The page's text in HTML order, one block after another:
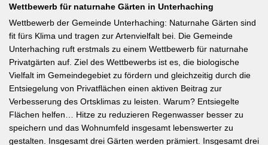
Wettbewerb für naturnahe Gärten in Unterhaching
Wettbewerb der Gemeinde Unterhaching: Naturnahe Gärten sind
fit fürs Klima und tragen zur Artenvielfalt bei. Die Gemeinde
Unterhaching ruft erstmals zu einem Wettbewerb für naturnahe
Privatgärten auf. Ziel des Wettbewerbs ist es, die biologische
Vielfalt im Gemeindegebiet zu fördern und gleichzeitig durch die
Entsiegelung von Privatflächen einen aktiven Beitrag zur
Verbesserung des Ortsklimas zu leisten. Warum? Entsiegelte
Flächen helfen… Hitze zu reduzieren Regenwasser besser zu
speichern und das Wohnumfeld insgesamt lebenswerter zu
gestalten. Insgesamt drei Gärten werden prämiert. Insgesamt drei